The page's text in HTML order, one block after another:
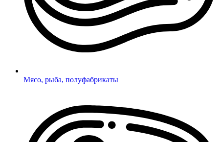
Мясо, рыба, полуфабрикаты